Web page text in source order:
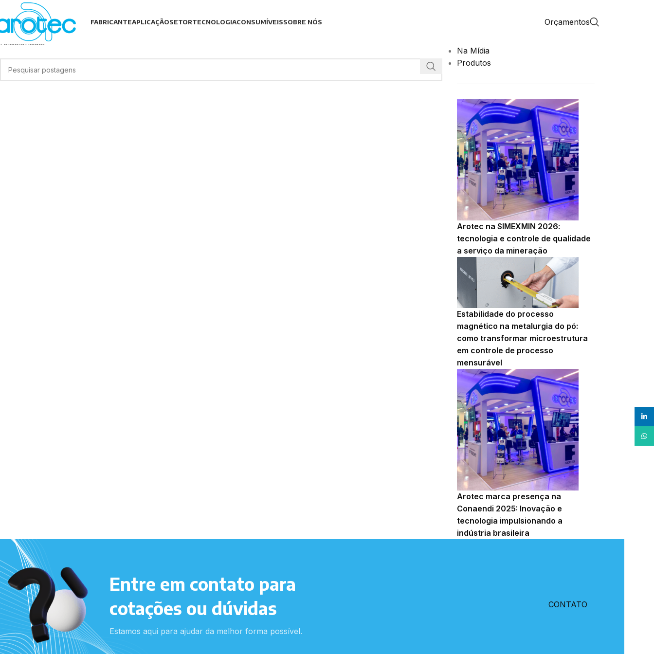
FABRICANTEAPLICAÇÃOSETORTECNOLOGIACONSUMÍVEISSOBRE NÓS Orçamentos
Nada Encontrado
Pedimos desculpas, mas nenhum resultado foi encontrado. Talvez a pesquisa ajude a encontrar uma postagem
relacionada.
Na Mídia
Produtos
Arotec na SIMEXMIN 2026:
tecnologia e controle de qualidade
a serviço da mineração
Estabilidade do processo
magnético na metalurgia do pó:
como transformar microestrutura
em controle de processo
mensurável
Arotec marca presença na
Conaendi 2025: Inovação e
tecnologia impulsionando a
indústria brasileira
Entre em contato para
cotações ou dúvidas
Estamos aqui para ajudar da melhor forma possível.
CONTATO